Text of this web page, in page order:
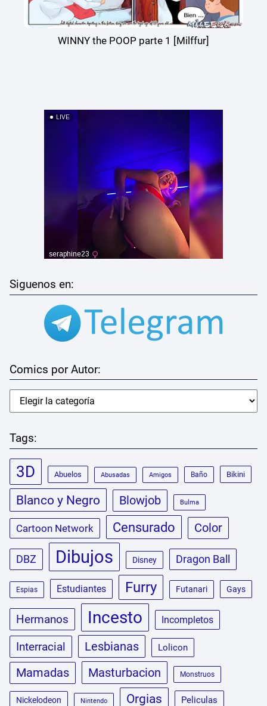
WINNY the POOP parte 1 [Milffur]
Siguenos en:
Comics por Autor:
Tags:
3D Abuelos Abusadas Amigos Baño Bikini
Blanco y Negro Blowjob Bulma
Cartoon Network Censurado Color
DBZ Dibujos Disney Dragon Ball
Espias Estudiantes Furry Futanari Gays
Hermanos Incesto Incompletos
Interracial Lesbianas Lolicon
Mamadas Masturbacion Monstruos
Nickelodeon Nintendo Orgias Peliculas